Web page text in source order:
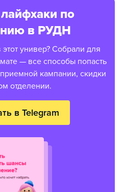
по
в РУДН
универ? Собрали для
— все способы попасть
кампании, скидки
отделении.
в Telegram